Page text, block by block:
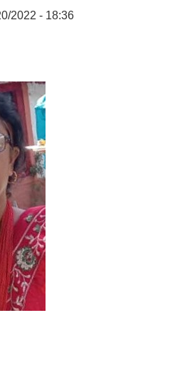
2022 - 18:36